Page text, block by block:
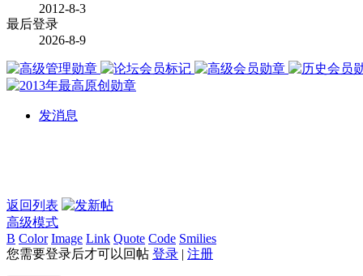
2012-8-3
最后登录
2026-8-9
发消息
返回列表
高级模式
B Color Image Link Quote Code Smilies
您需要登录后才可以回帖 登录 | 注册